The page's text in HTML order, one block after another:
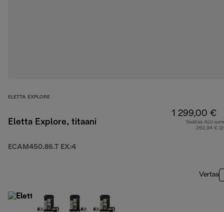
ELETTA EXPLORE
Eletta Explore, titaani
ECAM450.86.T EX:4
1 299,00 €
Sisältää ALV-
263,94 €
Vertaa